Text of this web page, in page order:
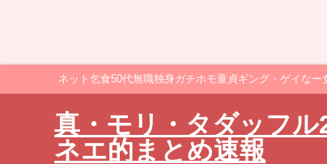
ネット乞食50代無職独身ガチホモ童貞ギング・ゲイな
真・モリ・タダッフ
ネエ的まとめ速報